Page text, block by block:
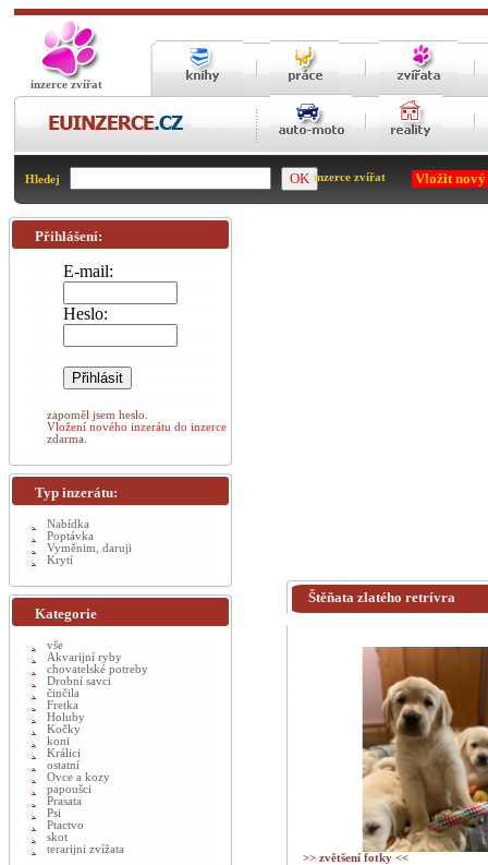
inzerce zvířat
Hledej inzerce zvířat Vložit
Štěňata zlatého retrívra
>> zvětšení fotky <<
Přihlášení:
E-mail:
Heslo:
zapoměl jsem heslo.
Vložení nového inzerátu do inzerce
zdarma.
Typ inzerátu:
Nabídka
Poptávka
Vyměnim, daruji
Krytí
Kategorie
vše
Akvarijní ryby
chovatelské potreby
Drobní savci
činčila
Fretka
Holuby
Kočky
koni
Králici
ostatní
Ovce a kozy
papoušci
Prasata
Psi
Ptactvo
skot
terarijni zvížata